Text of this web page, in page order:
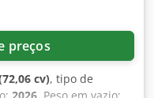
preços
cv), tipo de
2026, Peso em vazio: